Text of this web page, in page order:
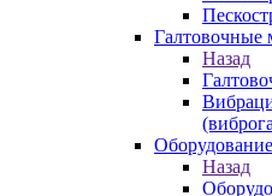
Назад
Назад